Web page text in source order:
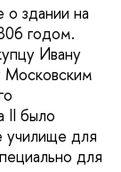
здании на
годом.
Ивану
Московским
II было
для
для